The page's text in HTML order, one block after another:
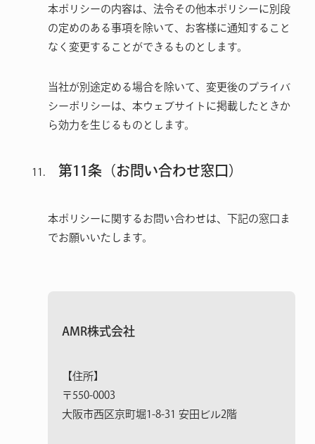
本ポリシーの内容は、法令その他本ポリシーに別段
の定めのある事項を除いて、お客様に通知すること
なく変更することができるものとします。
当社が別途定める場合を除いて、変更後のプライバ
シーポリシーは、本ウェブサイトに掲載したときか
ら効力を生じるものとします。
第11条（お問い合わせ窓口）
本ポリシーに関するお問い合わせは、下記の窓口ま
でお願いいたします。
AMR株式会社
【住所】
〒550-0003
大阪市西区京町堀1-8-31 安田ビル2階